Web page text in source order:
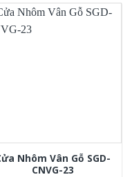
Nhôm Vân Gỗ SGD-
CNVG-23